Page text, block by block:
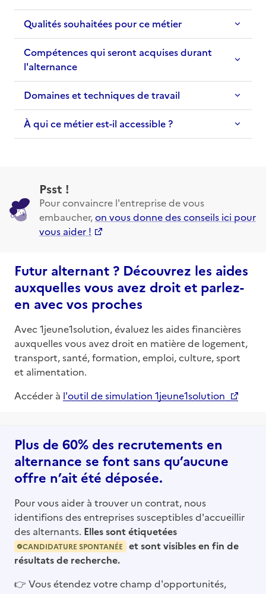
Qualités souhaitées pour ce métier
Compétences qui seront acquises durant
l'alternance
Domaines et techniques de travail
À qui ce métier est-il accessible ?
Psst !
Pour convaincre l'entreprise de vous
embaucher,on vous donne des conseils ici pour
vous aider !
Futur alternant ? Découvrez les aides
auxquelles vous avez droit et parlez-
en avec vos proches
Avec 1jeune1solution, évaluez les aides financières
auxquelles vous avez droit en matière de logement,
transport, santé, formation, emploi, culture, sport
et alimentation.
Accéder à l'outil de simulation 1jeune1solution
Plus de 60% des recrutements en
alternance se font sans qu’aucune
offre n’ait été déposée.
Pour vous aider à trouver un contrat, nous
identifions des entreprises susceptibles d'accueillir
des alternants. Elles sont étiquetées
CANDIDATURE SPONTANÉE
et sont visibles en fin de
résultats de recherche.
👉 Vous étendez votre champ d'opportunités,